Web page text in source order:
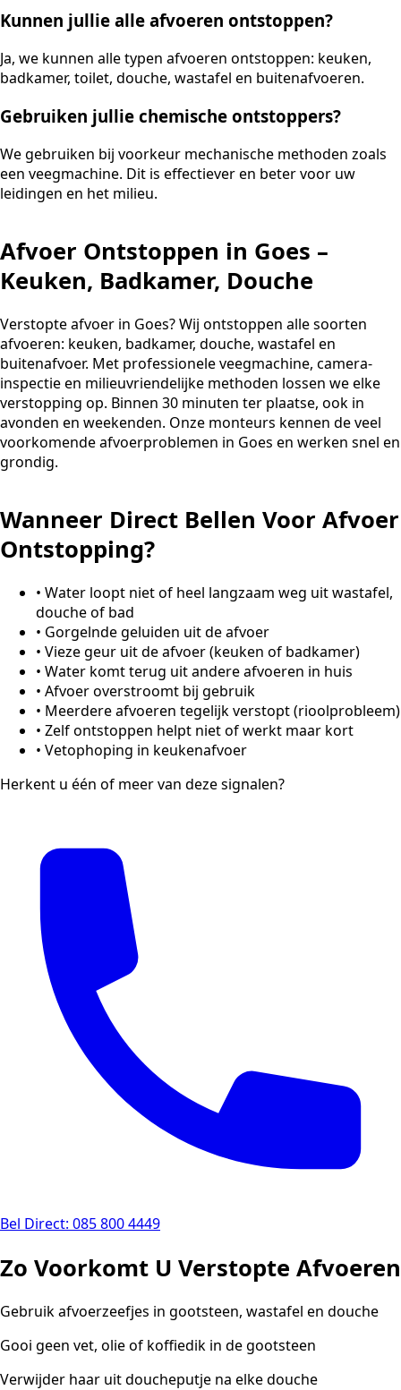
Kunnen jullie alle afvoeren ontstoppen?
Ja, we kunnen alle typen afvoeren ontstoppen: keuken,
badkamer, toilet, douche, wastafel en buitenafvoeren.
Gebruiken jullie chemische ontstoppers?
We gebruiken bij voorkeur mechanische methoden zoals
een veegmachine. Dit is effectiever en beter voor uw
leidingen en het milieu.
Afvoer Ontstoppen in Goes –
Keuken, Badkamer, Douche
Verstopte afvoer in Goes? Wij ontstoppen alle soorten
afvoeren: keuken, badkamer, douche, wastafel en
buitenafvoer. Met professionele veegmachine, camera-
inspectie en milieuvriendelijke methoden lossen we elke
verstopping op. Binnen 30 minuten ter plaatse, ook in
avonden en weekenden. Onze monteurs kennen de veel
voorkomende afvoerproblemen in Goes en werken snel en
grondig.
Wanneer Direct Bellen Voor Afvoer
Ontstopping?
• Water loopt niet of heel langzaam weg uit wastafel,
douche of bad
• Gorgelnde geluiden uit de afvoer
• Vieze geur uit de afvoer (keuken of badkamer)
• Water komt terug uit andere afvoeren in huis
• Afvoer overstroomt bij gebruik
• Meerdere afvoeren tegelijk verstopt (rioolprobleem)
• Zelf ontstoppen helpt niet of werkt maar kort
• Vetophoping in keukenafvoer
Herkent u één of meer van deze signalen?
Bel Direct: 085 800 4449
Zo Voorkomt U Verstopte Afvoeren
Gebruik afvoerzeefjes in gootsteen, wastafel en douche
Gooi geen vet, olie of koffiedik in de gootsteen
Verwijder haar uit doucheputje na elke douche